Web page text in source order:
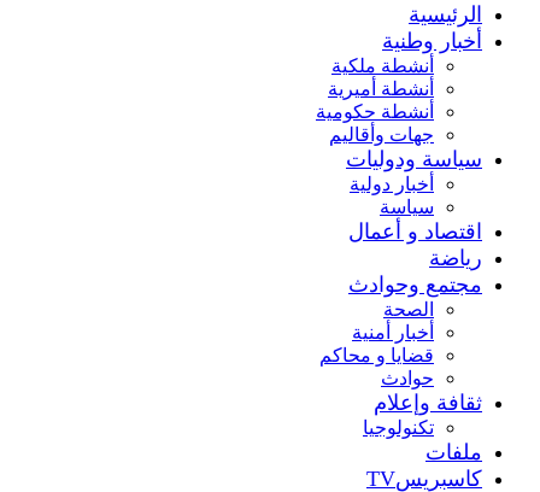
الرئيسية
أخبار وطنية
أنشطة ملكية
أنشطة أميرية
أنشطة حكومية
جهات وأقاليم
سياسة ودوليات
أخبار دولية
سياسة
اقتصاد و أعمال
رياضة
مجتمع وحوادث
الصحة
أخبار أمنية
قضايا و محاكم
حوادث
ثقافة وإعلام
تكنولوجيا
ملفات
كاسبريسTV